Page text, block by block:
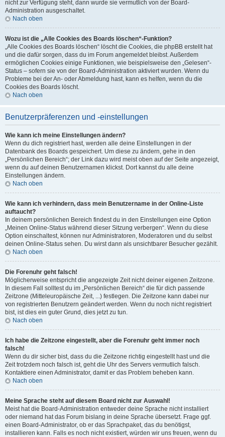
nicht zur Verfügung steht, dann wurde sie vermutlich von der Board-
Administration ausgeschaltet.
Nach oben
Wozu ist die „Alle Cookies des Boards löschen“-Funktion?
„Alle Cookies des Boards löschen“ löscht die Cookies, die phpBB erstellt hat
und die dafür sorgen, dass du im Forum angemeldet bleibst. Außerdem
ermöglichen Cookies einige Funktionen, wie beispielsweise den „Gelesen“-
Status – sofern sie von der Board-Administration aktiviert wurden. Wenn du
Probleme bei der An- oder Abmeldung hast, kann es helfen, wenn du die
Cookies des Boards löscht.
Nach oben
Benutzerpräferenzen und -einstellungen
Wie kann ich meine Einstellungen ändern?
Wenn du dich registriert hast, werden alle deine Einstellungen in der
Datenbank des Boards gespeichert. Um diese zu ändern, gehe in den
„Persönlichen Bereich“; der Link dazu wird meist oben auf der Seite angezeigt,
wenn du auf deinen Benutzernamen klickst. Dort kannst du alle deine
Einstellungen ändern.
Nach oben
Wie kann ich verhindern, dass mein Benutzername in der Online-Liste
auftaucht?
In deinem persönlichen Bereich findest du in den Einstellungen eine Option
„Meinen Online-Status während dieser Sitzung verbergen“. Wenn du diese
Option einschaltest, können nur Administratoren, Moderatoren und du selbst
deinen Online-Status sehen. Du wirst dann als unsichtbarer Besucher gezählt.
Nach oben
Die Forenuhr geht falsch!
Möglicherweise entspricht die angezeigte Zeit nicht deiner eigenen Zeitzone.
In diesem Fall solltest du im „Persönlichen Bereich“ die für dich passende
Zeitzone (Mitteleuropäische Zeit, ...) festlegen. Die Zeitzone kann dabei nur
von registrierten Benutzern geändert werden. Wenn du noch nicht registriert
bist, ist dies ein guter Grund, dies jetzt zu tun.
Nach oben
Ich habe die Zeitzone eingestellt, aber die Forenuhr geht immer noch
falsch!
Wenn du dir sicher bist, dass du die Zeitzone richtig eingestellt hast und die
Zeit trotzdem noch falsch ist, geht die Uhr des Servers vermutlich falsch.
Kontaktiere einen Administrator, damit er das Problem beheben kann.
Nach oben
Meine Sprache steht auf diesem Board nicht zur Auswahl!
Meist hat die Board-Administration entweder deine Sprache nicht installiert
oder niemand hat das Forum bislang in deine Sprache übersetzt. Frage ggf.
einen Board-Administrator, ob er das Sprachpaket, das du benötigst,
installieren kann. Falls es noch nicht existiert, würden wir uns freuen, wenn du